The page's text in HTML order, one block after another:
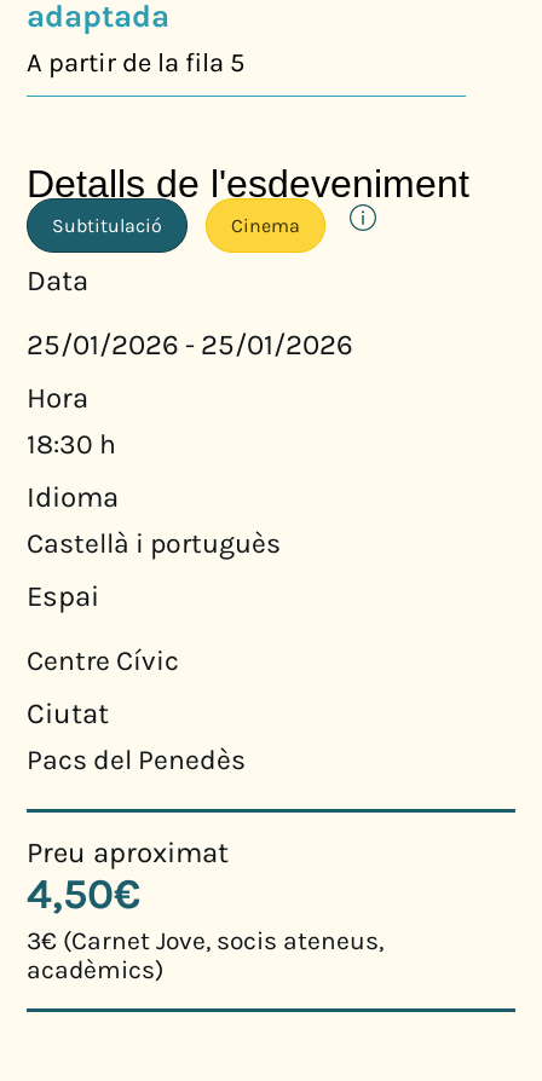
adaptada
A partir de la fila 5
Detalls de l'esdeveniment
Subtitulació Cinema
Data
25/01/2026 - 25/01/2026
Hora
18:30 h
Idioma
Castellà i portuguès
Espai
Centre Cívic
Ciutat
Pacs del Penedès
Preu aproximat
4,50€
3€ (Carnet Jove, socis ateneus,
acadèmics)